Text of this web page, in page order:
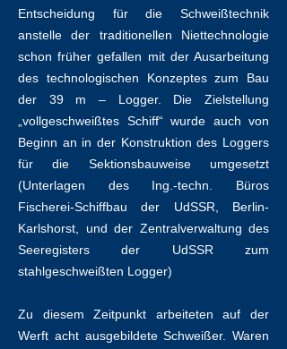
Entscheidung für die Schweißtechnik
anstelle der traditionellen Niettechnologie
schon früher gefallen mit der Ausarbeitung
des technologischen Konzeptes zum Bau
der 39 m – Logger. Die Zielstellung
„vollgeschweißtes Schiff“ wurde auch von
Beginn an in der Konstruktion des Loggers
für die Sektionsbauweise umgesetzt
(Unterlagen des Ing.-techn. Büros
Fischerei-Schiffbau der UdSSR, Berlin-
Karlshorst, und der Zentralverwaltung des
Seeregisters der UdSSR zum
stahlgeschweißten Logger)
Zu diesem Zeitpunkt arbeiteten auf der
Werft acht ausgebildete Schweißer. Waren